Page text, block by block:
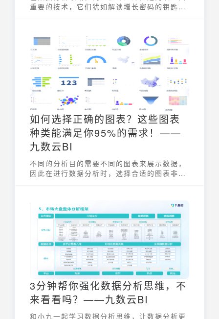
重要的技术，它们犹如解读增长密码的钥匙，
经营状况，制定更明智的战略决策。本文将深
入探讨同比和环比计算的概念、应用场景以及
如何利用九数云BI高效实现数据分析。
如何选择正确的图表？这些图表
种类能满足你95%的需求！——
九数云BI
不同的分析目的需要不同的图表来展示数据，
因此在进行数据分析时，选择合适的图表非常
3分钟帮你强化数据分析思维，不
来看看吗？——九数云BI
和小九一起学习数据分析思维，让数据分析更